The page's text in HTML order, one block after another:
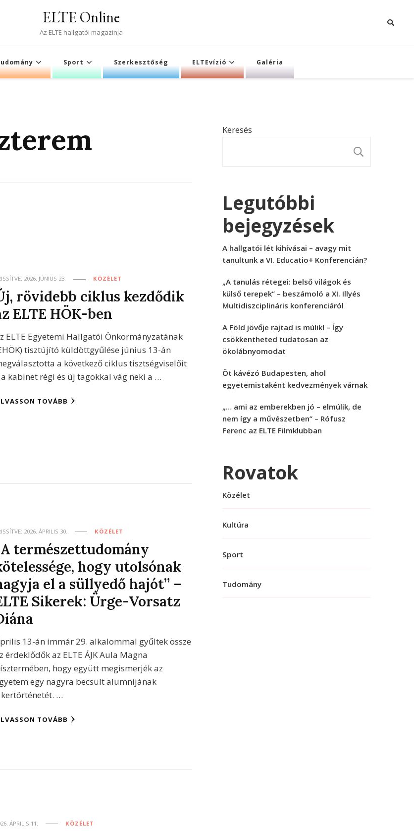
ELTE Online
Az ELTE hallgatói magazinja
Sport Szerkesztőség ELTEvízió Galéria
2026. JÚNIUS 23. KÖZÉLET
rövidebb ciklus kezdődik
ELTE HÖK-ben
ELTE Egyetemi Hallgatói Önkormányzatának
tisztújító küldöttgyűlése június 13-án
a következő ciklus tisztségviselőit
a kabinet régi és új tagokkal vág neki a …
TOVÁBB
2026. ÁPRILIS 30. KÖZÉLET
természettudomány
hogy utolsónak
el a süllyedő hajót” –
Sikerek: Ürge-Vorsatz
13-án immár 29. alkalommal gyűltek össze
érdeklődők az ELTE ÁJK Aula Magna
hogy együtt megismerjék az
egy nagyra becsült alumnijának
…
TOVÁBB
ÁPRILIS 11. KÖZÉLET
Keresés
Legutóbbi
bejegyzések
A hallgatói lét kihívásai – avagy mit
tanultunk a VI. Educatio+ Konferencián?
„A tanulás rétegei: belső világok és
külső terepek” – beszámoló a XI. Illyés
Multidiszciplináris konferenciáról
A Föld jövője rajtad is múlik! – Így
csökkentheted tudatosan az
ökolábnyomodat
Öt kávézó Budapesten, ahol
egyetemistaként kedvezmények várnak
„… ami az emberekben jó – elmúlik, de
nem így a művészetben” – Rófusz
Ferenc az ELTE Filmklubban
Rovatok
Közélet
Kultúra
Sport
Tudomány